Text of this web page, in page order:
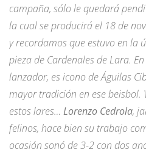
campaña, sólo le quedará
la cual se producirá el 18 de
y recordamos que estuvo en la
pieza de Cardenales de Lara.
lanzador, es icono de Águilas
mayor tradición en ese beisbol.
estos lares… Lorenzo Cedrola,
felinos, hace bien su trabajo
ocasión sonó de 3-2 con dos